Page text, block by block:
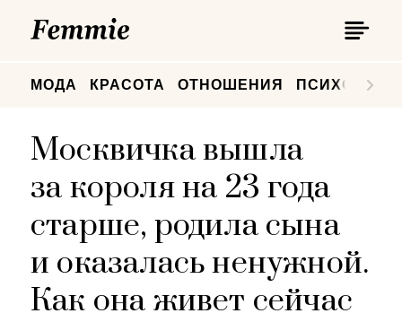
МОДА КРАСОТА ОТНОШЕНИЯ
Москвичка вышла
за короля на 23 года
старше, родила сына
и оказалась ненужной.
Как она живет сейчас